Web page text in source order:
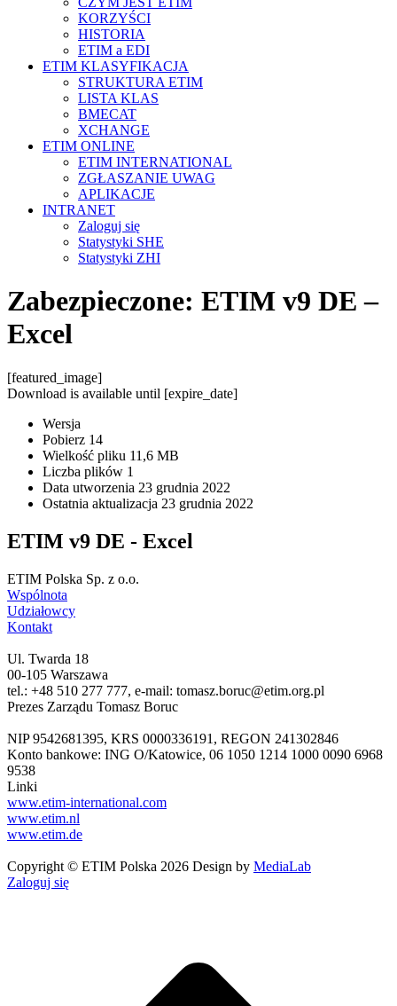
KORZYŚCI
HISTORIA
ETIM a EDI
ETIM KLASYFIKACJA
STRUKTURA ETIM
LISTA KLAS
BMECAT
XCHANGE
ETIM ONLINE
ETIM INTERNATIONAL
ZGŁASZANIE UWAG
APLIKACJE
INTRANET
Zaloguj się
Statystyki SHE
Statystyki ZHI
Zabezpieczone: ETIM v9 DE –
Excel
[featured_image]
Download is available until [expire_date]
Wersja
Pobierz 14
Wielkość pliku 11,6 MB
Liczba plików 1
Data utworzenia 23 grudnia 2022
Ostatnia aktualizacja 23 grudnia 2022
ETIM v9 DE - Excel
ETIM Polska Sp. z o.o.
Wspólnota
Udziałowcy
Kontakt
Ul. Twarda 18
00-105 Warszawa
tel.: +48 510 277 777, e-mail: tomasz.boruc@etim.org.pl
Prezes Zarządu Tomasz Boruc
NIP 9542681395, KRS 0000336191, REGON 241302846
Konto bankowe: ING O/Katowice, 06 1050 1214 1000 0090 6968
9538
Linki
www.etim-international.com
www.etim.nl
www.etim.de
Copyright © ETIM Polska 2026 Design by MediaLab
Zaloguj się